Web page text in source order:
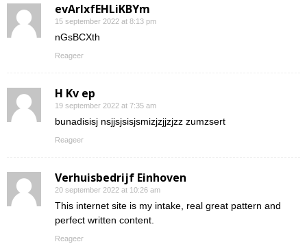
evArIxfEHLiKBYm
15 september 2022 at 8:13 pm
nGsBCXth
Reageer
H Kv ep
19 september 2022 at 7:35 am
bunadisisj nsjjsjsisjsmizjzjjzjzz zumzsert
Reageer
Verhuisbedrijf Einhoven
20 september 2022 at 10:26 am
This internet site is my intake, real great pattern and
perfect written content.
Reageer